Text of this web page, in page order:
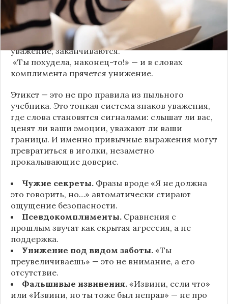
«Да я никому не расскажу, правда». И через пару
дней вашу историю пересказывает другой
человек.
«Хватит ныть» — и разговор, а вместе с ним
уважение, заканчиваются.
«Ты похудела, наконец-то!» — и в словах
комплимента прячется унижение.
Этикет — это не про правила из пыльного
учебника. Это тонкая система знаков уважения,
где слова становятся сигналами: слышат ли вас,
ценят ли ваши эмоции, уважают ли ваши
границы. И именно привычные выражения могут
превратиться в иголки, незаметно
прокалывающие доверие.
Чужие секреты. Фразы вроде «Я не должна
это говорить, но…» автоматически стирают
ощущение безопасности.
Псевдокомплименты. Сравнения с
прошлым звучат как скрытая агрессия, а не
поддержка.
Унижение под видом заботы. «Ты
преувеличиваешь» — это не внимание, а его
отсутствие.
Фальшивые извинения. «Извини, если что»
или «Извини, но ты тоже был неправ» — не про